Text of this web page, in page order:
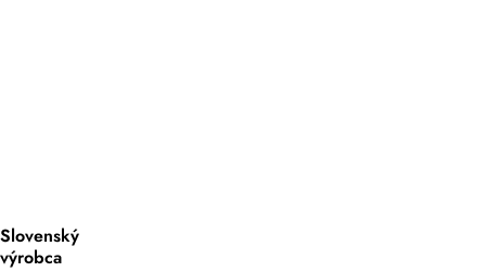
Slovenský
výrobca